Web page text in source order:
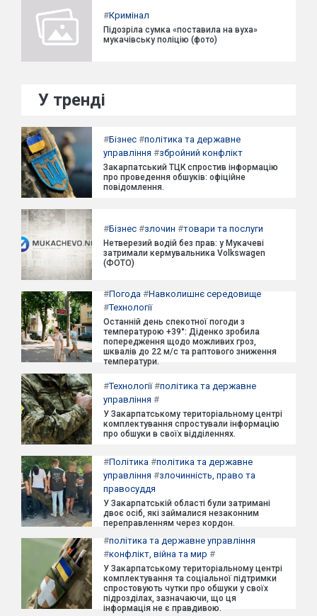
#Кримінал
Підозріла сумка «поставила на вуха»
мукачівську поліцію (фото)
У тренді
#Бізнес #політика та державне
управління #збройний конфлікт
Закарпатський ТЦК спростив інформацію
про проведення обшуків: офіційне
повідомлення.
#Бізнес #злочин #товари та послуги
Нетверезий водій без прав: у Мукачеві
затримали кермувальника Volkswagen
(ФОТО)
#Погода #Навколишнє середовище
#Технології
Останній день спекотної погоди з
температурою +39°: Діденко зробила
попередження щодо можливих гроз,
шквалів до 22 м/с та раптового зниження
температури.
#Технології#політика та державне
управління #
У Закарпатському територіальному центрі
комплектування спростували інформацію
про обшуки в своїх відділеннях.
#Політика #політика та державне
управління #злочинність, право та
правосуддя
У Закарпатській області були затримані
двоє осіб, які займалися незаконним
переправленням через кордон.
#політика та державне управління
#конфлікт, війна та мир #
У Закарпатському територіальному центрі
комплектування та соціальної підтримки
спростовують чутки про обшуки у своїх
підрозділах, зазначаючи, що ця
інформація не є правдивою.